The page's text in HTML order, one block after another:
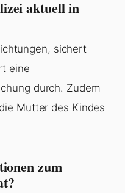
aktuell in
sichert
eine
durch. Zudem
Mutter des Kindes
zum